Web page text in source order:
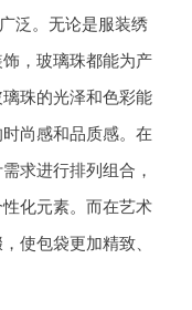
泛。无论是服装绣
，玻璃珠都能为产
珠的光泽和色彩能
尚感和品质感。在
求进行排列组合，
化元素。而在艺术
使包袋更加精致、